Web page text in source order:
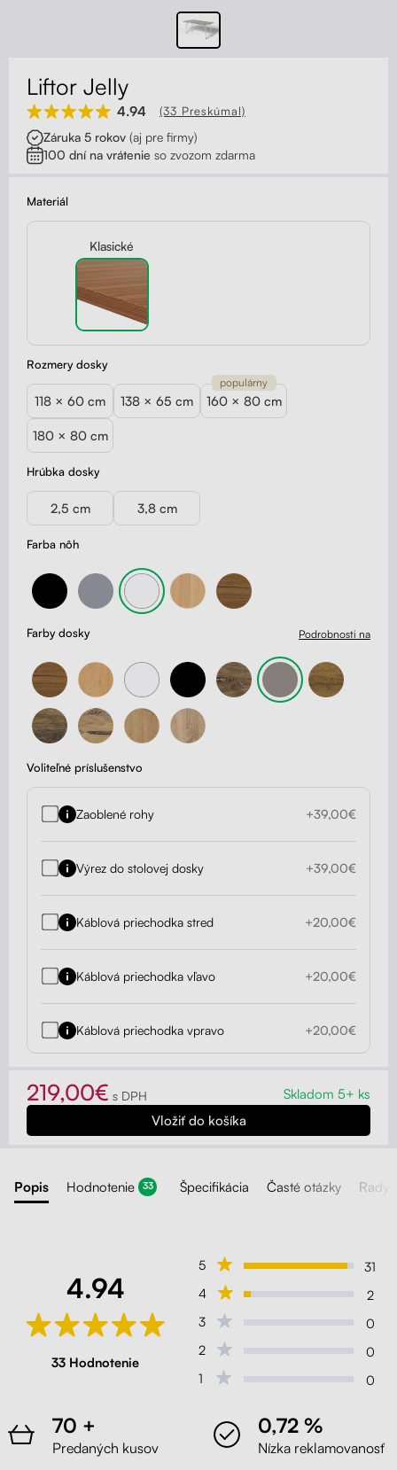
Stojany na monitor - Riser
Skrinky so zásuvkami a zásuvky
Akustické paravány
Opierky
Liftor Jelly
4.94 (33 Preskúmal)
Záruka 5 rokov (aj pre firmy)
100 dní na vrátenie so zvozom zdarma
Materiál
Klasické
Farba nôh
Hrúbka dosky
2,5 cm 3,8 cm
Rozmery dosky
118 × 60 cm 138 × 65 cm 160 × 80 cm
populárny
180 × 80 cm
Farby dosky Podrobnosti na
Voliteľné príslušenstvo
Zaoblené rohy +39,00€
Výrez do stolovej dosky +39,00€
Káblová priechodka stred +20,00€
Káblová priechodka vľavo +20,00€
Káblová priechodka vpravo +20,00€
219,00€ s DPH Skladom 5+ ks
Popis Hodnotenie 33 Špecifikácia Časté otázky Rady
4.94
33 Hodnotenie
5
31
4
2
3
0
2
0
1
0
70 +
Predaných kusov
0,72 %
Nízka reklamovanosť